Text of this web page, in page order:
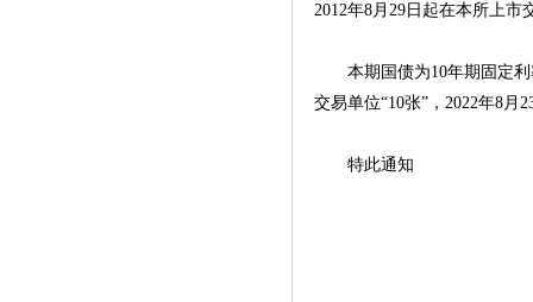
2012年8月29日起在本所上市
本期国债为10年期固定利率
交易单位“10张”，2022年8月
特此通知